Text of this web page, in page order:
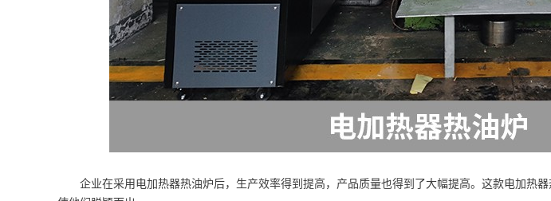
企业在采用电加热器热油炉后，生产效率得到提高，产品质量也得到了大幅提高。这款电加热